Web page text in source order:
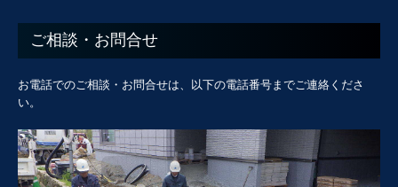
ご相談・お問合せ
お電話でのご相談・お問合せは、以下の電話番号までご連絡くださ
い。